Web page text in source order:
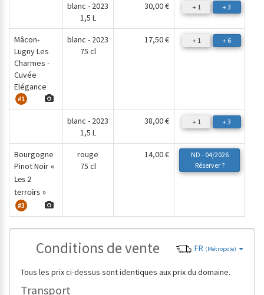
blanc - 2023
1,5 L
30,00 € + 1 + 3
Mâcon-
Lugny Les
Charmes -
Cuvée
Elégance
#1
blanc - 2023
75 cl
17,50 € + 1 + 6
blanc - 2023
1,5 L
38,00 € + 1 + 3
Bourgogne
Pinot Noir «
Les 2
terroirs »
#3
rouge
75 cl
14,00 €
ND - 04/2026
Réserver ?
FR (Métropole)
Conditions de vente
Tous les prix ci-dessus sont identiques aux prix du domaine.
Transport